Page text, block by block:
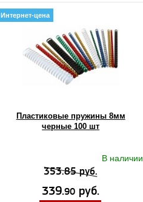
Пластиковые пружины 8мм
черные 100 шт
В наличии
Интернет-цена
353.85 руб.
339.90 руб.